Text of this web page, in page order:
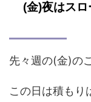
(金)夜はス
先々週の(金)の
この日は積もり